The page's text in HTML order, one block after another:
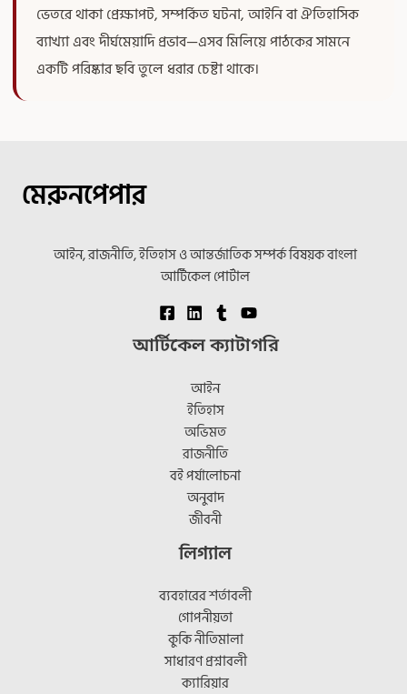
ভেতরে থাকা প্রেক্ষাপট, সম্পর্কিত ঘটনা, আইনি বা ঐতিহাসিক
ব্যাখ্যা এবং দীর্ঘমেয়াদি প্রভাব—এসব মিলিয়ে পাঠকের সামনে
একটি পরিষ্কার ছবি তুলে ধরার চেষ্টা থাকে।
মেরুনপেপার
আইন, রাজনীতি, ইতিহাস ও আন্তর্জাতিক সম্পর্ক বিষয়ক বাংলা
আর্টিকেল পোর্টাল
আর্টিকেল ক্যাটাগরি
আইন
ইতিহাস
অভিমত
রাজনীতি
বই পর্যালোচনা
অনুবাদ
জীবনী
লিগ্যাল
ব্যবহারের শর্তাবলী
গোপনীয়তা
কুকি নীতিমালা
সাধারণ প্রশ্নাবলী
ক্যারিয়ার